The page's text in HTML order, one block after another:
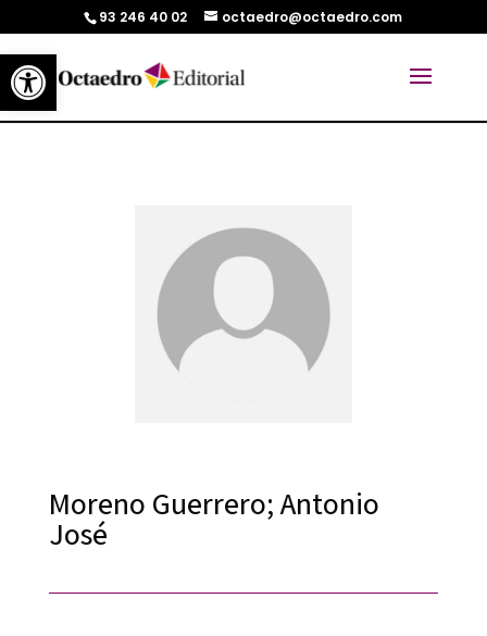
Abrir barra de herramientas
93 246 40 02 octaedro@octaedro.com
Moreno Guerrero; Antonio
José